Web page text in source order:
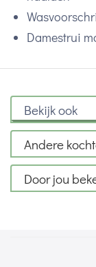
Damestrui
Bekijk ook
Andere
Door jou